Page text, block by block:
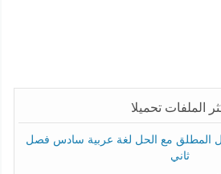
الملفات تحميلا
المطلق مع الحل لغة عربية سادس فصل
ثاني